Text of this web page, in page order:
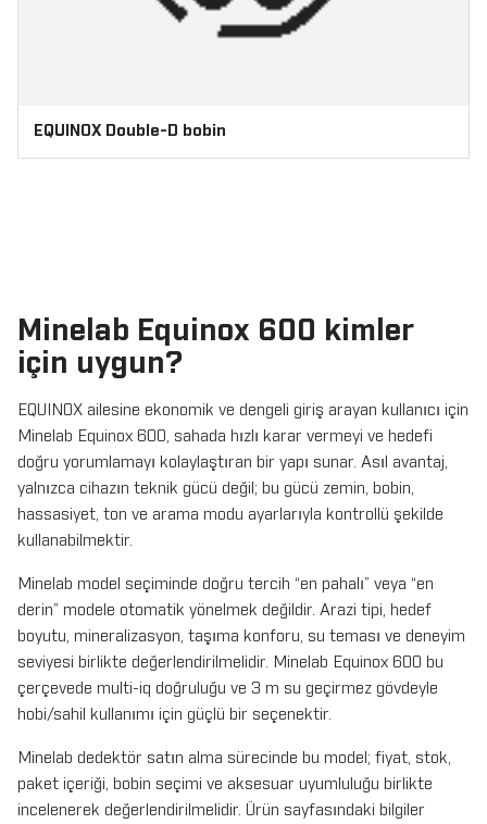
EQUINOX Double-D bobin
Minelab Equinox 600 kimler
için uygun?
EQUINOX ailesine ekonomik ve dengeli giriş arayan kullanıcı için
Minelab Equinox 600, sahada hızlı karar vermeyi ve hedefi
doğru yorumlamayı kolaylaştıran bir yapı sunar. Asıl avantaj,
yalnızca cihazın teknik gücü değil; bu gücü zemin, bobin,
hassasiyet, ton ve arama modu ayarlarıyla kontrollü şekilde
kullanabilmektir.
Minelab model seçiminde doğru tercih “en pahalı” veya “en
derin” modele otomatik yönelmek değildir. Arazi tipi, hedef
boyutu, mineralizasyon, taşıma konforu, su teması ve deneyim
seviyesi birlikte değerlendirilmelidir. Minelab Equinox 600 bu
çerçevede multi-iq doğruluğu ve 3 m su geçirmez gövdeyle
hobi/sahil kullanımı için güçlü bir seçenektir.
Minelab dedektör satın alma sürecinde bu model; fiyat, stok,
paket içeriği, bobin seçimi ve aksesuar uyumluluğu birlikte
incelenerek değerlendirilmelidir. Ürün sayfasındaki bilgiler